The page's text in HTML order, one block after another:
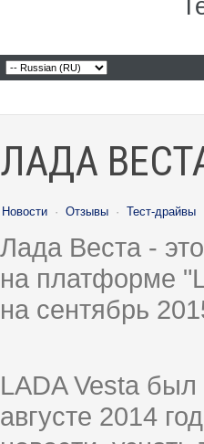
ЛАДА
Новости · Отзывы · Тест-драйвы
Лада Веста -
на платформе
на сентябрь
LADA Vesta
августе 2014